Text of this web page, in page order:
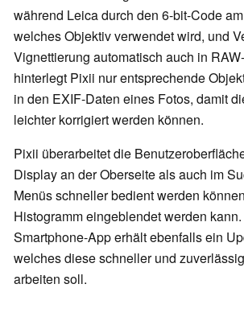
während Leica durch den 6-bit-Code
welches Objektiv verwendet wird, und
Vignettierung automatisch auch in
hinterlegt Pixii nur entsprechende
in den EXIF-Daten eines Fotos, damit
leichter korrigiert werden können.
Pixii überarbeitet die
Display an der Oberseite als auch im
Menüs schneller bedient werden
Histogramm eingeblendet werden
Smartphone-App erhält ebenfalls ein
welches diese schneller und
arbeiten soll.